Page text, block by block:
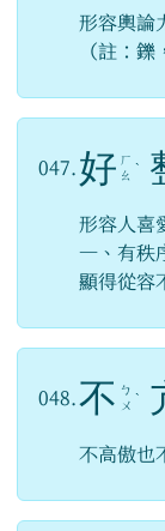
形容輿論
（註：鑠
047. 好 ㄏ
ㄠ ˋ
形容人喜
一、有秩
顯得從容
048. 不 ㄅ
ㄨ ˋ
不高傲也